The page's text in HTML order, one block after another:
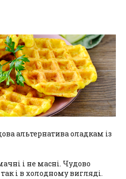
альтернатива оладкам із
і не масні. Чудово
і в холодному вигляді.